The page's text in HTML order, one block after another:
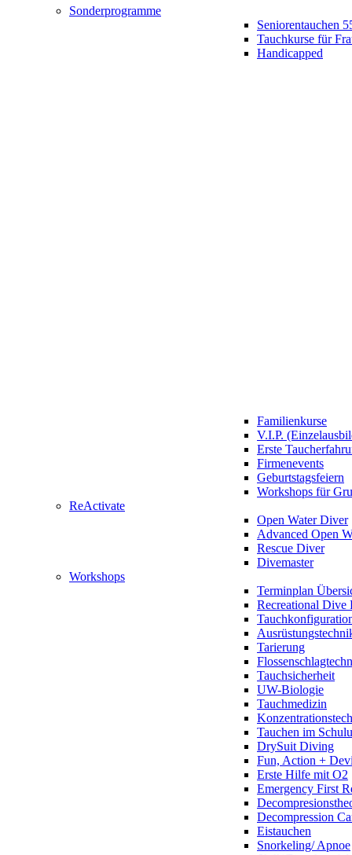
Sonderprogramme
Seniorentauchen
Tauchkurse für
Handicapped
Familienkurse
V.I.P.
Erste
Firmenevents
Geburtstagsfeiern
Workshops für
ReActivate
Open Water Diver
Advanced Open
Rescue Diver
Divemaster
Workshops
Terminplan
Recreational Dive
Tarierung
Tauchsicherheit
UW-Biologie
Tauchmedizin
Tauchen im
DrySuit Diving
Fun, Action +
Erste Hilfe mit O2
Emergency First
Decompression
Eistauchen
Snorkeling/ Apnoe